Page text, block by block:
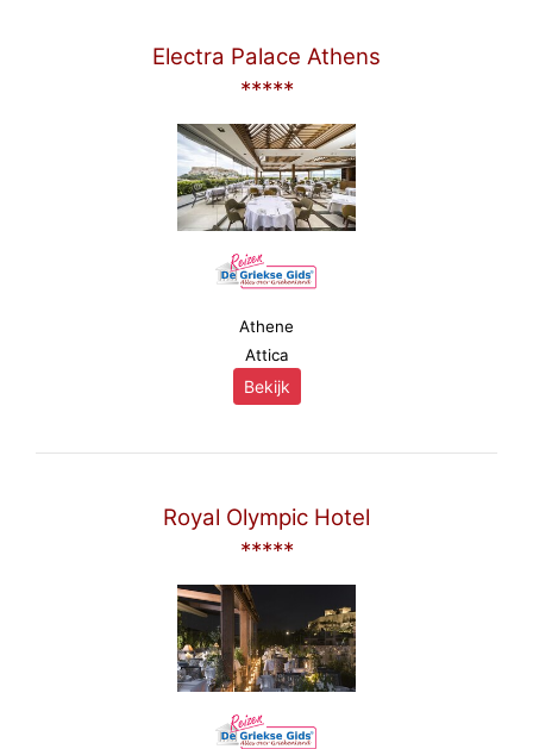
Electra Palace Athens
*****
Athene
Attica
Bekijk
Royal Olympic Hotel
*****